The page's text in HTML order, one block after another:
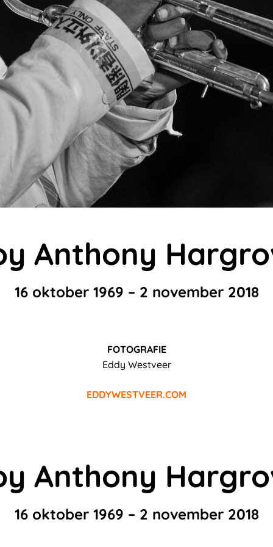
Anthony
16 oktober 1969 – 2 november 2018
FOTOGRAFIE
Eddy Westveer
EDDYWESTVEER.COM
Anthony
16 oktober 1969 – 2 november 2018